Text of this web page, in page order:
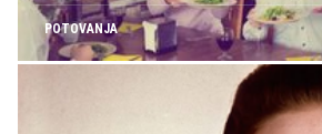
POTOVANJA